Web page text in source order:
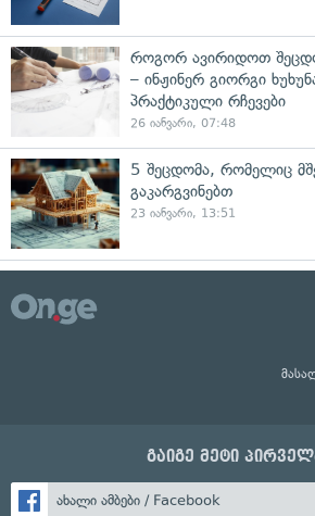
როგორ ავირიდოთ
– ინჟინერ გიორგი
პრაქტიკული რჩევები
26 იანვარი, 07:48
5 შეცდომა, რომელიც
გაკარგვინებთ
23 იანვარი, 13:51
გაიგე მეტი
ახალი ამბები / Facebook